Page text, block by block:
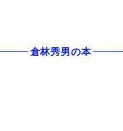
倉林秀男の本